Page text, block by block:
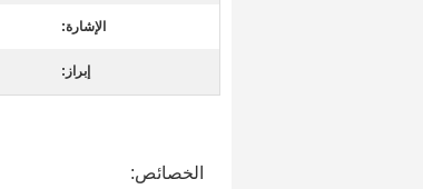
الإشارة:
إبراز:
الخصائص: